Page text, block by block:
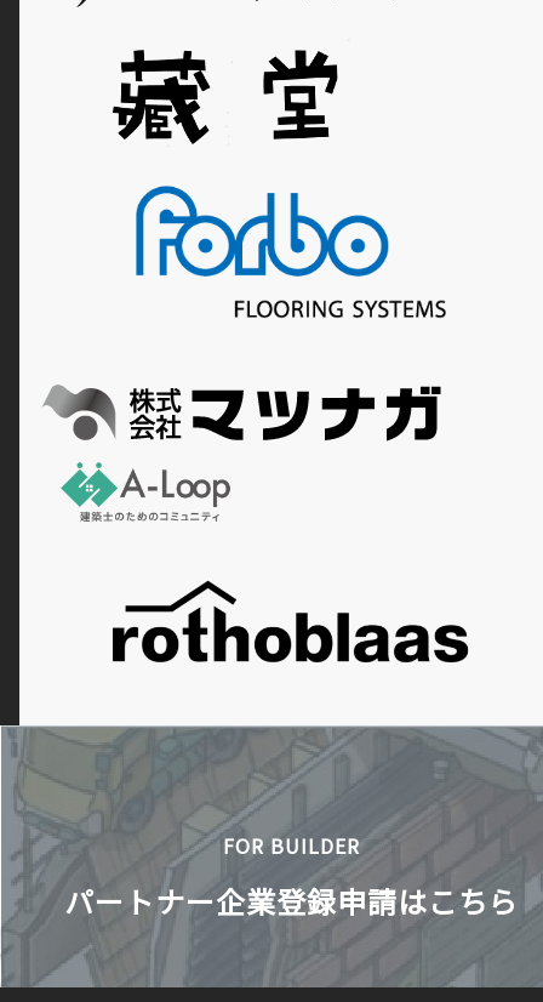
FOR BUILDER
パートナー企業登録申請はこちら